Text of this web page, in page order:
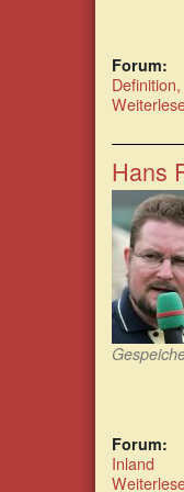
Forum:
Hans
Forum:
Inland